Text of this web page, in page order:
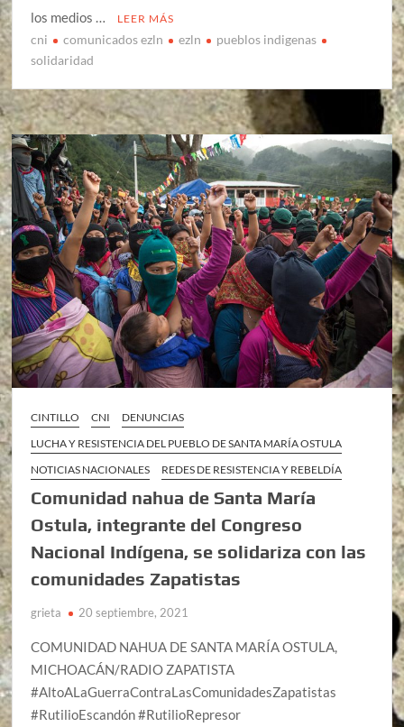
los medios …
LEER MÁS
cni comunicados ezln ezln
pueblos indigenas
solidaridad
CINTILLO CNI
DENUNCIAS
LUCHA Y RESISTENCIA DEL PUEBLO DE SANTA MARÍA OSTULA
NOTICIAS NACIONALES
REDES DE RESISTENCIA Y REBELDÍA
Comunidad nahua de Santa María
Ostula, integrante del Congreso
Nacional Indígena, se solidariza con las
comunidades Zapatistas
grieta 20 septiembre, 2021
COMUNIDAD NAHUA DE SANTA MARÍA OSTULA,
MICHOACÁN/RADIO ZAPATISTA
#AltoALaGuerraContraLasComunidadesZapatistas
#RutilioEscandón #RutilioRepresor